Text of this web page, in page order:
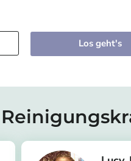
Los geht's